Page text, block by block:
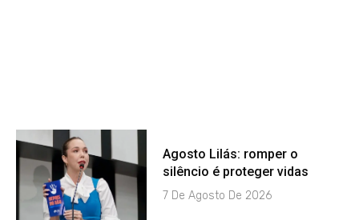
Agosto Lilás: romper o
silêncio é proteger vidas
7 De Agosto De 2026